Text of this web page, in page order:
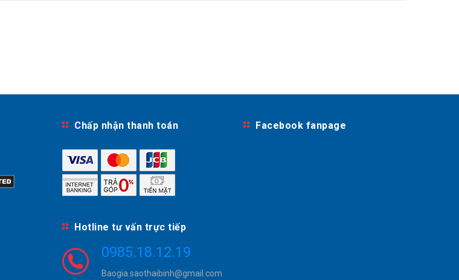
Chấp nhận thanh toán
Hotline tư vấn trực tiếp
0985.18.12.19
Baogia.saothaibinh@gmail.com
Facebook fanpage